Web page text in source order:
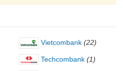
Vietcombank (22)
Techcombank (1)